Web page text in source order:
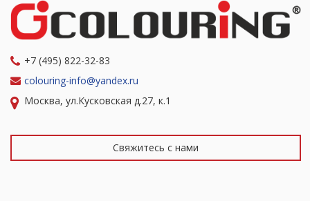
+7 (495) 822-32-83
colouring-info@yandex.ru
Москва, ул.Кусковская д.27, к.1
Свяжитесь с нами